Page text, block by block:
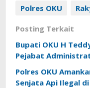
Polres OKU
Posting Terkait
Bupati OKU H
Pejabat
Polres OKU
Senjata Api Ilegal